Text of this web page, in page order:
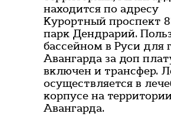
находится по адресу
Курортный проспект
парк Дендрарий.
бассейном в Руси для
Авангарда за доп
включен и трансфер.
осуществляется в
корпусе на
Авангарда.